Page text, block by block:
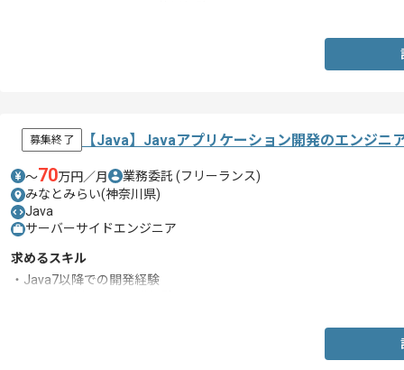
募集終了 【Java】Javaアプリケーション開発のエンジニ
〜70万円／月 業務委託 (フリーランス)
みなとみらい(神奈川県)
Java
サーバーサイドエンジニア
求めるスキル
・Java7以降での開発経験